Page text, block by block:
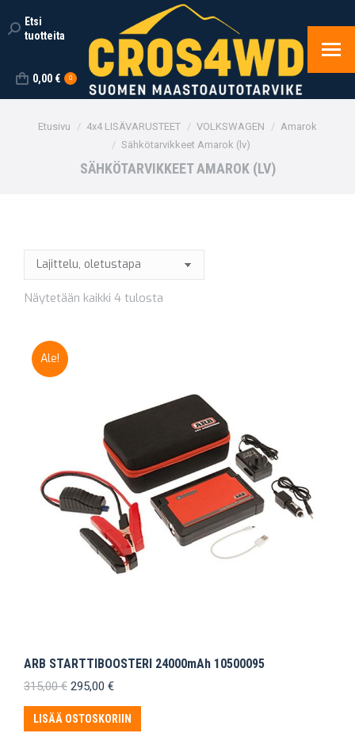
Search:
Etsi
tuotteita
0,00 € 0
You are here:
Etusivu 4x4 LISÄVARUSTEET VOLKSWAGEN
Amarok
Sähkötarvikkeet Amarok (lv)
SÄHKÖTARVIKKEET AMAROK (LV)
Näytetään kaikki 4 tulosta
Ale!
ARB STARTTIBOOSTERI 24000mAh 10500095
315,00€ Alkuperäinen
oli:
315,00 €.
295,00 €Nykyinen
on:
295,00 €.
LISÄÄ OSTOSKORIIN